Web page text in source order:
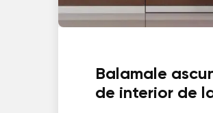
Balamale
de interior de